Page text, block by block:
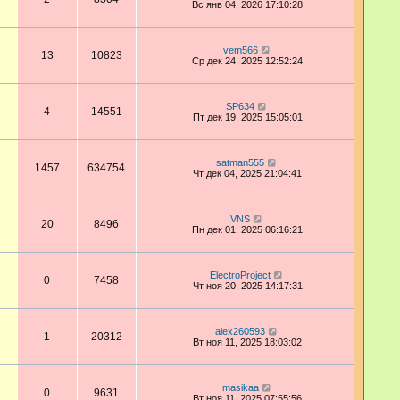
Вс янв 04, 2026 17:10:28
13 10823
vem566
Ср дек 24, 2025 12:52:24
4 14551
SP634
Пт дек 19, 2025 15:05:01
1457 634754
satman555
Чт дек 04, 2025 21:04:41
20 8496
VNS
Пн дек 01, 2025 06:16:21
0 7458
ElectroProject
Чт ноя 20, 2025 14:17:31
1 20312
alex260593
Вт ноя 11, 2025 18:03:02
0 9631
masikaa